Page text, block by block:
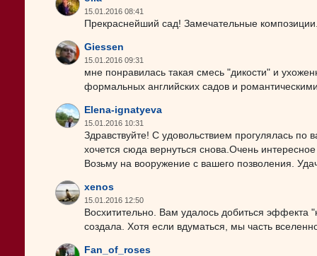
15.01.2016 08:41
Прекраснейший сад! Замечательные
Giessen
15.01.2016 09:31
мне понравилась такая смесь "дикости" и
формальных английских садов и
Elena-ignatyeva
15.01.2016 10:31
Здравствуйте! С удовольствием прогулялась
хочется сюда вернуться снова.Очень
Возьму на вооружение с вашего позволения.
xenos
15.01.2016 12:50
Восхитительно. Вам удалось добиться эффекта
создала. Хотя если вдуматься, мы часть
Fan_of_roses